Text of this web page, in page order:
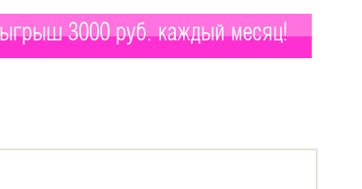
3000 руб. каждый месяц!